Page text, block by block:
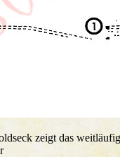
zeigt das